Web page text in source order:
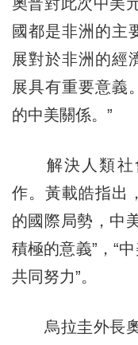
奧普對此次中美
國都是非洲的主
展對於非洲的經
展具有重要意義
的中美關係。”
解決人類社
作。黃載皓指出
的國際局勢，中
積極的意義”，“
共同努力”。
烏拉圭外長奧